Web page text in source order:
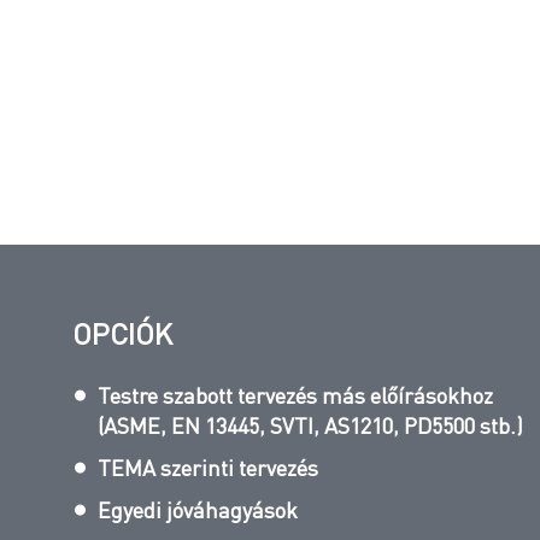
OPCIÓK
Testre szabott tervezés más előírásokhoz
(ASME, EN 13445, SVTI, AS1210, PD5500 stb.)
TEMA szerinti tervezés
Egyedi jóváhagyások